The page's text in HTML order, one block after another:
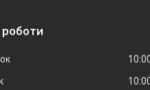
роботи